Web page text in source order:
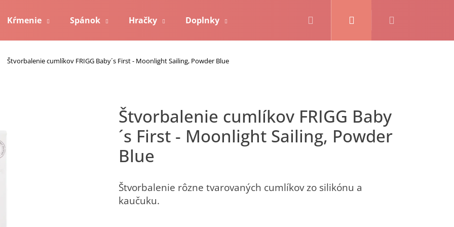
Kŕmenie Spánok Hračky Doplnky
Kontakt
Prihlásenie
Štvorbalenie cumlíkov FRIGG Baby´s First - Moonlight Sailing, Powder Blue
Štvorbalenie cumlíkov FRIGG Baby
´s First - Moonlight Sailing, Powder
Blue
Štvorbalenie rôzne tvarovaných cumlíkov zo silikónu a
kaučuku.
Čo potrebujete nájsť?